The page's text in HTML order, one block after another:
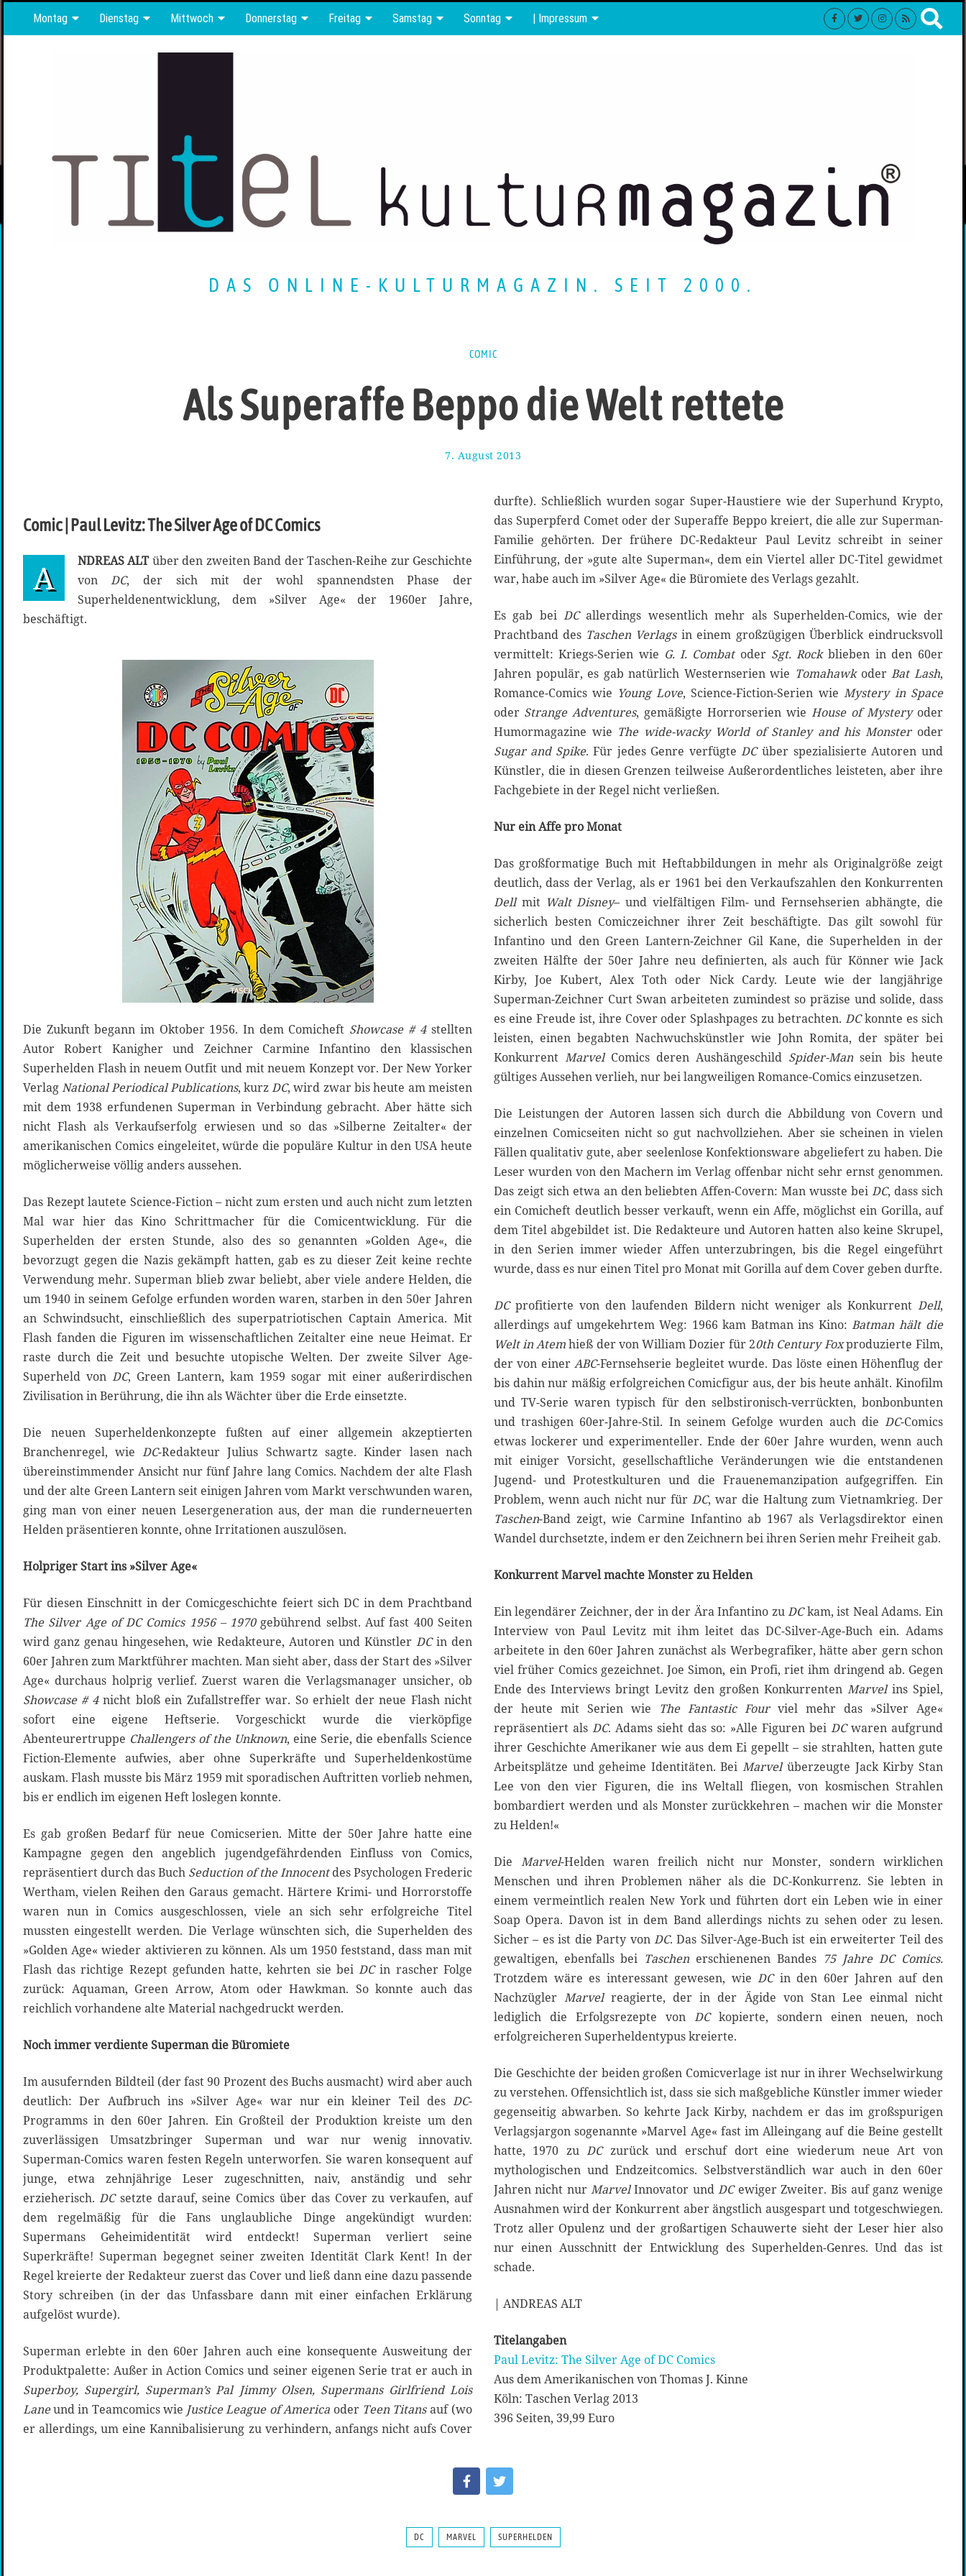
Montag Dienstag Mittwoch Donnerstag Freitag Samstag Sonntag | Impressum
DAS ONLINE-KULTURMAGAZIN. SEIT 2000.
COMIC
Als Superaffe Beppo die Welt rettete
7. August 2013
D
z
e
m
b
e
2
0
1
3
Comic | Paul Levitz: The Silver Age of DC Comics
A NDREAS ALTüber den zweiten Band der Taschen-Reihe zur Geschichte
von DC, der sich mit der wohl spannendsten Phase der
Superheldenentwicklung, dem »Silver Age« der 1960er Jahre,
beschäftigt.
Die Zukunft begann im Oktober 1956. In dem Comicheft Showcase # 4stellten
Autor Robert Kanigher und Zeichner Carmine Infantino den klassischen
Superhelden Flash in neuem Outfit und mit neuem Konzept vor. Der New Yorker
VerlagNational Periodical Publications, kurzDC, wird zwar bis heute am meisten
mit dem 1938 erfundenen Superman in Verbindung gebracht. Aber hätte sich
nicht Flash als Verkaufserfolg erwiesen und so das »Silberne Zeitalter« der
amerikanischen Comics eingeleitet, würde die populäre Kultur in den USA heute
möglicherweise völlig anders aussehen.
Das Rezept lautete Science-Fiction – nicht zum ersten und auch nicht zum letzten
Mal war hier das Kino Schrittmacher für die Comicentwicklung. Für die
Superhelden der ersten Stunde, also des so genannten »Golden Age«, die
bevorzugt gegen die Nazis gekämpft hatten, gab es zu dieser Zeit keine rechte
Verwendung mehr. Superman blieb zwar beliebt, aber viele andere Helden, die
um 1940 in seinem Gefolge erfunden worden waren, starben in den 50er Jahren
an Schwindsucht, einschließlich des superpatriotischen Captain America. Mit
Flash fanden die Figuren im wissenschaftlichen Zeitalter eine neue Heimat. Er
raste durch die Zeit und besuchte utopische Welten. Der zweite Silver Age-
Superheld von DC, Green Lantern, kam 1959 sogar mit einer außerirdischen
Zivilisation in Berührung, die ihn als Wächter über die Erde einsetzte.
Die neuen Superheldenkonzepte fußten auf einer allgemein akzeptierten
Branchenregel, wie DC-Redakteur Julius Schwartz sagte. Kinder lasen nach
übereinstimmender Ansicht nur fünf Jahre lang Comics. Nachdem der alte Flash
und der alte Green Lantern seit einigen Jahren vom Markt verschwunden waren,
ging man von einer neuen Lesergeneration aus, der man die runderneuerten
Helden präsentieren konnte, ohne Irritationen auszulösen.
Holpriger Start ins »Silver Age«
Für diesen Einschnitt in der Comicgeschichte feiert sich DC in dem Prachtband
The Silver Age of DC Comics 1956 – 1970gebührend selbst. Auf fast 400 Seiten
wird ganz genau hingesehen, wie Redakteure, Autoren und Künstler DCin den
60er Jahren zum Marktführer machten. Man sieht aber, dass der Start des »Silver
Age« durchaus holprig verlief. Zuerst waren die Verlagsmanager unsicher, ob
Showcase # 4nicht bloß ein Zufallstreffer war. So erhielt der neue Flash nicht
sofort eine eigene Heftserie. Vorgeschickt wurde die vierköpfige
Abenteurertruppe Challengers of the Unknown, eine Serie, die ebenfalls Science
Fiction-Elemente aufwies, aber ohne Superkräfte und Superheldenkostüme
auskam. Flash musste bis März 1959 mit sporadischen Auftritten vorlieb nehmen,
bis er endlich im eigenen Heft loslegen konnte.
Es gab großen Bedarf für neue Comicserien. Mitte der 50er Jahre hatte eine
Kampagne gegen den angeblich jugendgefährdenden Einfluss von Comics,
repräsentiert durch das Buch Seduction of the Innocentdes Psychologen Frederic
Wertham, vielen Reihen den Garaus gemacht. Härtere Krimi- und Horrorstoffe
waren nun in Comics ausgeschlossen, viele an sich sehr erfolgreiche Titel
mussten eingestellt werden. Die Verlage wünschten sich, die Superhelden des
»Golden Age« wieder aktivieren zu können. Als um 1950 feststand, dass man mit
Flash das richtige Rezept gefunden hatte, kehrten sie bei DCin rascher Folge
zurück: Aquaman, Green Arrow, Atom oder Hawkman. So konnte auch das
reichlich vorhandene alte Material nachgedruckt werden.
Noch immer verdiente Superman die Büromiete
Im ausufernden Bildteil (der fast 90 Prozent des Buchs ausmacht) wird aber auch
deutlich: Der Aufbruch ins »Silver Age« war nur ein kleiner Teil des DC-
Programms in den 60er Jahren. Ein Großteil der Produktion kreiste um den
zuverlässigen Umsatzbringer Superman und war nur wenig innovativ.
Superman-Comics waren festen Regeln unterworfen. Sie waren konsequent auf
junge, etwa zehnjährige Leser zugeschnitten, naiv, anständig und sehr
erzieherisch. DCsetzte darauf, seine Comics über das Cover zu verkaufen, auf
dem regelmäßig für die Fans unglaubliche Dinge angekündigt wurden:
Supermans Geheimidentität wird entdeckt! Superman verliert seine
Superkräfte! Superman begegnet seiner zweiten Identität Clark Kent! In der
Regel kreierte der Redakteur zuerst das Cover und ließ dann eine dazu passende
Story schreiben (in der das Unfassbare dann mit einer einfachen Erklärung
aufgelöst wurde).
Superman erlebte in den 60er Jahren auch eine konsequente Ausweitung der
Produktpalette: Außer in Action Comics und seiner eigenen Serie trat er auch in
Superboy, Supergirl, Superman’s Pal Jimmy Olsen, Supermans Girlfriend Lois
Laneund in Teamcomics wie Justice League of America oder Teen Titansauf (wo
er allerdings, um eine Kannibalisierung zu verhindern, anfangs nicht aufs Cover
durfte). Schließlich wurden sogar Super-Haustiere wie der Superhund Krypto,
das Superpferd Comet oder der Superaffe Beppo kreiert, die alle zur Superman-
Familie gehörten. Der frühere DC-Redakteur Paul Levitz schreibt in seiner
Einführung, der »gute alte Superman«, dem ein Viertel aller DC-Titel gewidmet
war, habe auch im »Silver Age« die Büromiete des Verlags gezahlt.
Es gab bei DCallerdings wesentlich mehr als Superhelden-Comics, wie der
Prachtband des Taschen Verlagsin einem großzügigen Überblick eindrucksvoll
vermittelt: Kriegs-Serien wie G. I. Combatoder Sgt. Rockblieben in den 60er
Jahren populär, es gab natürlich Westernserien wie Tomahawkoder Bat Lash,
Romance-Comics wie Young Love, Science-Fiction-Serien wie Mystery in Space
oder Strange Adventures, gemäßigte Horrorserien wie House of Mysteryoder
Humormagazine wie The wide-wacky World of Stanley and his Monsteroder
Sugar and Spike. Für jedes Genre verfügte DCüber spezialisierte Autoren und
Künstler, die in diesen Grenzen teilweise Außerordentliches leisteten, aber ihre
Fachgebiete in der Regel nicht verließen.
Nur ein Affe pro Monat
Das großformatige Buch mit Heftabbildungen in mehr als Originalgröße zeigt
deutlich, dass der Verlag, als er 1961 bei den Verkaufszahlen den Konkurrenten
Dellmit Walt Disney– und vielfältigen Film- und Fernsehserien abhängte, die
sicherlich besten Comiczeichner ihrer Zeit beschäftigte. Das gilt sowohl für
Infantino und den Green Lantern-Zeichner Gil Kane, die Superhelden in der
zweiten Hälfte der 50er Jahre neu definierten, als auch für Könner wie Jack
Kirby, Joe Kubert, Alex Toth oder Nick Cardy. Leute wie der langjährige
Superman-Zeichner Curt Swan arbeiteten zumindest so präzise und solide, dass
es eine Freude ist, ihre Cover oder Splashpages zu betrachten. DCkonnte es sich
leisten, einen begabten Nachwuchskünstler wie John Romita, der später bei
Konkurrent MarvelComics deren Aushängeschild Spider-Man sein bis heute
gültiges Aussehen verlieh, nur bei langweiligen Romance-Comics einzusetzen.
Die Leistungen der Autoren lassen sich durch die Abbildung von Covern und
einzelnen Comicseiten nicht so gut nachvollziehen. Aber sie scheinen in vielen
Fällen qualitativ gute, aber seelenlose Konfektionsware abgeliefert zu haben. Die
Leser wurden von den Machern im Verlag offenbar nicht sehr ernst genommen.
Das zeigt sich etwa an den beliebten Affen-Covern: Man wusste bei DC, dass sich
ein Comicheft deutlich besser verkauft, wenn ein Affe, möglichst ein Gorilla, auf
dem Titel abgebildet ist. Die Redakteure und Autoren hatten also keine Skrupel,
in den Serien immer wieder Affen unterzubringen, bis die Regel eingeführt
wurde, dass es nur einen Titel pro Monat mit Gorilla auf dem Cover geben durfte.
DCprofitierte von den laufenden Bildern nicht weniger als Konkurrent Dell,
allerdings auf umgekehrtem Weg: 1966 kam Batman ins Kino: Batman hält die
Welt in Atemhieß der von William Dozier für 20th Century Foxproduzierte Film,
der von einer ABC-Fernsehserie begleitet wurde. Das löste einen Höhenflug der
bis dahin nur mäßig erfolgreichen Comicfigur aus, der bis heute anhält. Kinofilm
und TV-Serie waren typisch für den selbstironisch-verrückten, bonbonbunten
und trashigen 60er-Jahre-Stil. In seinem Gefolge wurden auch die DC-Comics
etwas lockerer und experimenteller. Ende der 60er Jahre wurden, wenn auch
mit einiger Vorsicht, gesellschaftliche Veränderungen wie die entstandenen
Jugend- und Protestkulturen und die Frauenemanzipation aufgegriffen. Ein
Problem, wenn auch nicht nur für DC, war die Haltung zum Vietnamkrieg. Der
Taschen-Band zeigt, wie Carmine Infantino ab 1967 als Verlagsdirektor einen
Wandel durchsetzte, indem er den Zeichnern bei ihren Serien mehr Freiheit gab.
Konkurrent Marvel machte Monster zu Helden
Ein legendärer Zeichner, der in der Ära Infantino zuDCkam, ist Neal Adams. Ein
Interview von Paul Levitz mit ihm leitet das DC-Silver-Age-Buch ein. Adams
arbeitete in den 60er Jahren zunächst als Werbegrafiker, hätte aber gern schon
viel früher Comics gezeichnet. Joe Simon, ein Profi, riet ihm dringend ab. Gegen
Ende des Interviews bringt Levitz den großen Konkurrenten Marvelins Spiel,
der heute mit Serien wie The Fantastic Fourviel mehr das »Silver Age«
repräsentiert als DC. Adams sieht das so: »Alle Figuren bei DCwaren aufgrund
ihrer Geschichte Amerikaner wie aus dem Ei gepellt – sie strahlten, hatten gute
Arbeitsplätze und geheime Identitäten. Bei Marvelüberzeugte Jack Kirby Stan
Lee von den vier Figuren, die ins Weltall fliegen, von kosmischen Strahlen
bombardiert werden und als Monster zurückkehren – machen wir die Monster
zu Helden!«
Die Marvel-Helden waren freilich nicht nur Monster, sondern wirklichen
Menschen und ihren Problemen näher als die DC-Konkurrenz. Sie lebten in
einem vermeintlich realen New York und führten dort ein Leben wie in einer
Soap Opera. Davon ist in dem Band allerdings nichts zu sehen oder zu lesen.
Sicher – es ist die Party von DC. Das Silver-Age-Buch ist ein erweiterter Teil des
gewaltigen, ebenfalls bei Taschen erschienenen Bandes 75 Jahre DC Comics.
Trotzdem wäre es interessant gewesen, wie DCin den 60er Jahren auf den
Nachzügler Marvelreagierte, der in der Ägide von Stan Lee einmal nicht
lediglich die Erfolgsrezepte von DCkopierte, sondern einen neuen, noch
erfolgreicheren Superheldentypus kreierte.
Die Geschichte der beiden großen Comicverlage ist nur in ihrer Wechselwirkung
zu verstehen. Offensichtlich ist, dass sie sich maßgebliche Künstler immer wieder
gegenseitig abwarben. So kehrte Jack Kirby, nachdem er das im großspurigen
Verlagsjargon sogenannte »Marvel Age« fast im Alleingang auf die Beine gestellt
hatte, 1970 zu DCzurück und erschuf dort eine wiederum neue Art von
mythologischen und Endzeitcomics. Selbstverständlich war auch in den 60er
Jahren nicht nur MarvelInnovator und DCewiger Zweiter. Bis auf ganz wenige
Ausnahmen wird der Konkurrent aber ängstlich ausgespart und totgeschwiegen.
Trotz aller Opulenz und der großartigen Schauwerte sieht der Leser hier also
nur einen Ausschnitt der Entwicklung des Superhelden-Genres. Und das ist
schade.
| ANDREAS ALT
Titelangaben
Paul Levitz: The Silver Age of DC Comics
Aus dem Amerikanischen von Thomas J. Kinne
Köln: Taschen Verlag 2013
396 Seiten, 39,99 Euro
DC MARVEL SUPERHELDEN